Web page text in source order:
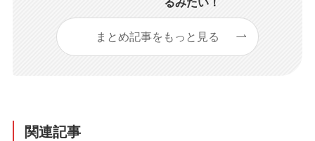
まとめ記事をもっと見る
関連記事